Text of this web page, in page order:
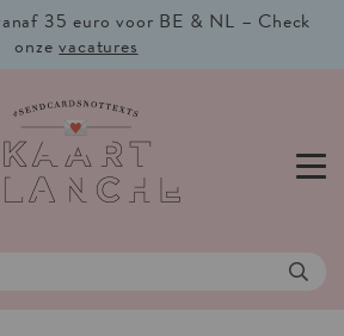
35 euro voor BE & NL – Check
onzevacatures